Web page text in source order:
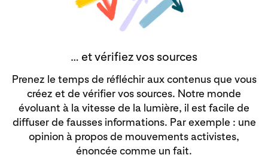
… et vérifiez vos sources
Prenez le temps de réfléchir aux contenus que vous
créez et de vérifier vos sources. Notre monde
évoluant à la vitesse de la lumière, il est facile de
diffuser de fausses informations. Par exemple : une
opinion à propos de mouvements activistes,
énoncée comme un fait.